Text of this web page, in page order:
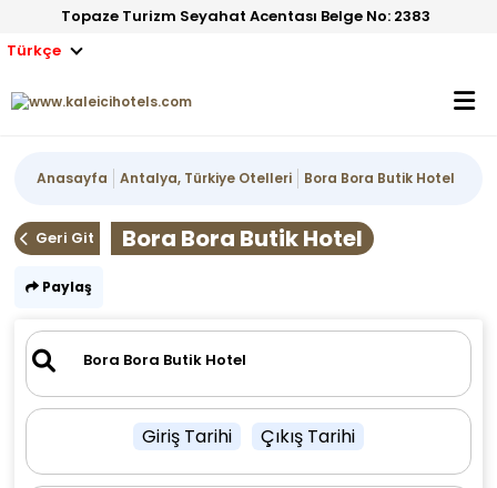
Topaze Turizm Seyahat Acentası Belge No: 2383
Türkçe
Anasayfa Antalya, Türkiye Otelleri Bora Bora Butik Hotel
Geri Git Bora Bora Butik Hotel
Paylaş
Giriş Tarihi Çıkış Tarihi